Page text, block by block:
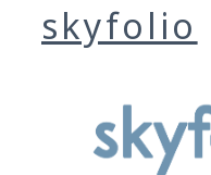
skyfolio